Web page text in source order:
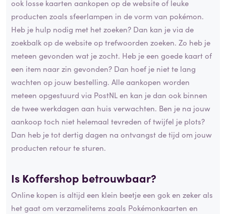
ook losse kaarten aankopen op de website of leuke
producten zoals sfeerlampen in de vorm van pokémon.
Heb je hulp nodig met het zoeken? Dan kan je via de
zoekbalk op de website op trefwoorden zoeken. Zo heb je
meteen gevonden wat je zocht. Heb je een goede kaart of
een item naar zin gevonden? Dan hoef je niet te lang
wachten op jouw bestelling. Alle aankopen worden
meteen opgestuurd via PostNL en kan je dan ook binnen
de twee werkdagen aan huis verwachten. Ben je na jouw
aankoop toch niet helemaal tevreden of twijfel je plots?
Dan heb je tot dertig dagen na ontvangst de tijd om jouw
producten retour te sturen.
Is Koffershop betrouwbaar?
Online kopen is altijd een klein beetje een gok en zeker als
het gaat om verzamelitems zoals Pokémonkaarten en